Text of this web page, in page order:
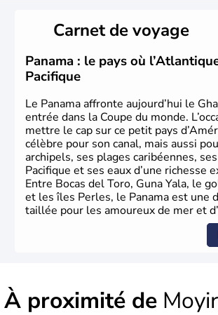
Carnet de voyage
Panama : le pays où
Pacifique
Le Panama affronte aujourd’hui le
entrée dans la Coupe du monde.
mettre le cap sur ce petit pays
célèbre pour son canal, mais aussi
archipels, ses plages caribéennes,
Pacifique et ses eaux d’une richesse
Entre Bocas del Toro, Guna Yala, le
et les îles Perles, le Panama est une
taillée pour les amoureux de mer et
À proximité de